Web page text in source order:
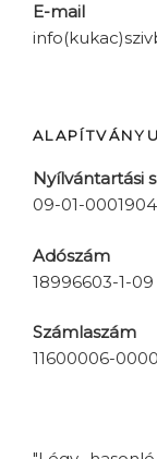
E-mail
Nyílvántartási
09-01-0001904
Adószám
18996603-1-09
Számlaszám
11600006-